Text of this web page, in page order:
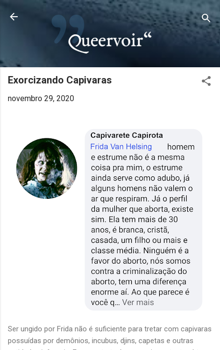
Pular para o conteúdo principal
Exorcizando Capivaras
novembro 29, 2020
Ser ungido por Frida não é suficiente para tretar com capivaras
possuídas por demônios, incubus, djins, capetas e outras